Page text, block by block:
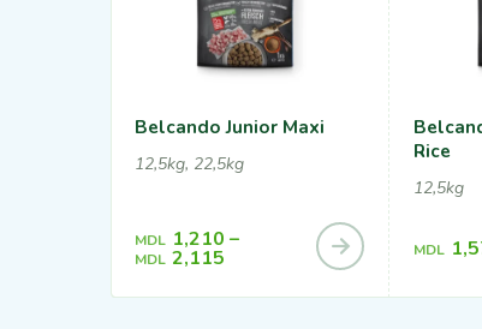
Belcando Junior Maxi
12,5kg, 22,5kg
MDL 1,210 –
MDL 2,115
Rice
12,5kg
MDL